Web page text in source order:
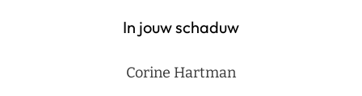
In jouw schaduw
Corine Hartman